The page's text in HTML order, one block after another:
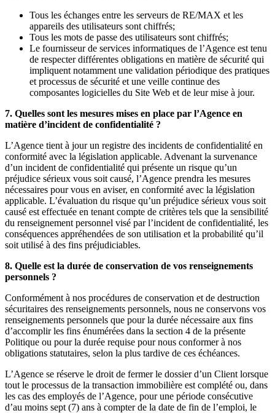
Tous les échanges entre les serveurs de RE/MAX et les
appareils des utilisateurs sont chiffrés;
Tous les mots de passe des utilisateurs sont chiffrés;
Le fournisseur de services informatiques de l’Agence est tenu
de respecter différentes obligations en matière de sécurité qui
impliquent notamment une validation périodique des pratiques
et processus de sécurité et une veille continue des
composantes logicielles du Site Web et de leur mise à jour.
7. Quelles sont les mesures mises en place par l’Agence en
matière d’incident de confidentialité ?
L’Agence tient à jour un registre des incidents de confidentialité en
conformité avec la législation applicable. Advenant la survenance
d’un incident de confidentialité qui présente un risque qu’un
préjudice sérieux vous soit causé, l’Agence prendra les mesures
nécessaires pour vous en aviser, en conformité avec la législation
applicable. L’évaluation du risque qu’un préjudice sérieux vous soit
causé est effectuée en tenant compte de critères tels que la sensibilité
du renseignement personnel visé par l’incident de confidentialité, les
conséquences appréhendées de son utilisation et la probabilité qu’il
soit utilisé à des fins préjudiciables.
8. Quelle est la durée de conservation de vos renseignements
personnels ?
Conformément à nos procédures de conservation et de destruction
sécuritaires des renseignements personnels, nous ne conservons vos
renseignements personnels que pour la durée nécessaire aux fins
d’accomplir les fins énumérées dans la section 4 de la présente
Politique ou pour la durée requise pour nous conformer à nos
obligations statutaires, selon la plus tardive de ces échéances.
L’Agence se réserve le droit de fermer le dossier d’un Client lorsque
tout le processus de la transaction immobilière est complété ou, dans
les cas des employés de l’Agence, pour une période consécutive
d’au moins sept (7) ans à compter de la date de fin de l’emploi, le